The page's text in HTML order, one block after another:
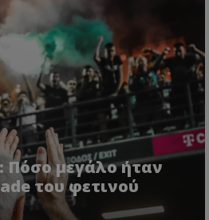
Πόσο μεγάλο ήταν
του φετινού